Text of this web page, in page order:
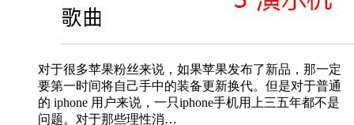
对于很多苹果粉丝来说，如果苹果发布了新品，那一定
要第一时间将自己手中的装备更新换代。但是对于普通
的 iphone 用户来说，一只iphone手机用上三五年都不是
问题。对于那些理性消…